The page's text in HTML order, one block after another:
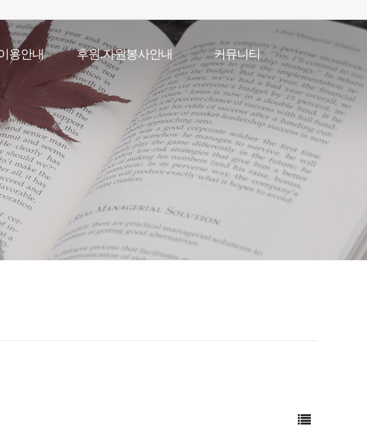
용안내
버학당시간표
단표
용수칙
후원.자원봉사안내
후원안내
자원봉사안내
커뮤니티
공지사항
채용게시판
복지관일정
포토갤러리
온라인특별강좌
언론속복지관
소식지